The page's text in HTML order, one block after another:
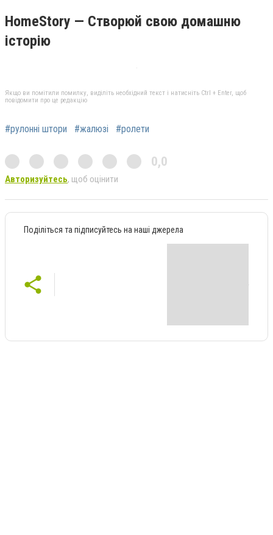
HomeStory — Створюй свою домашню
історію
Якщо ви помітили помилку, виділіть необхідний текст і натисніть Ctrl + Enter, щоб
повідомити про це редакцію
#рулонні штори #жалюзі #ролети
0,0
Авторизуйтесь, щоб оцінити
Поділіться та підписуйтесь на наші джерела